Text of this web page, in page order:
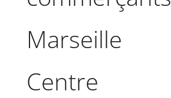
Marseille
Centre